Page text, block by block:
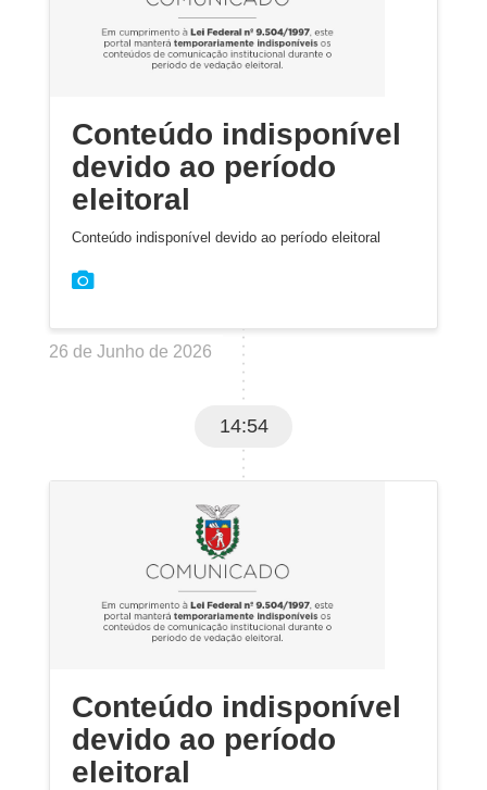
Conteúdo indisponível
devido ao período
eleitoral
Conteúdo indisponível devido ao período eleitoral
26 de Junho de 2026
14:54
Conteúdo indisponível
devido ao período
eleitoral